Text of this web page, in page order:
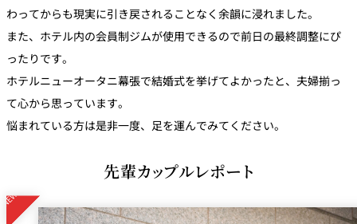
わってからも現実に引き戻されることなく余韻に浸れました。
また、ホテル内の会員制ジムが使用できるので前日の最終調整にぴ
ったりです。
ホテルニューオータニ幕張で結婚式を挙げてよかったと、夫婦揃っ
て心から思っています。
悩まれている方は是非一度、足を運んでみてください。
先輩カップルレポート